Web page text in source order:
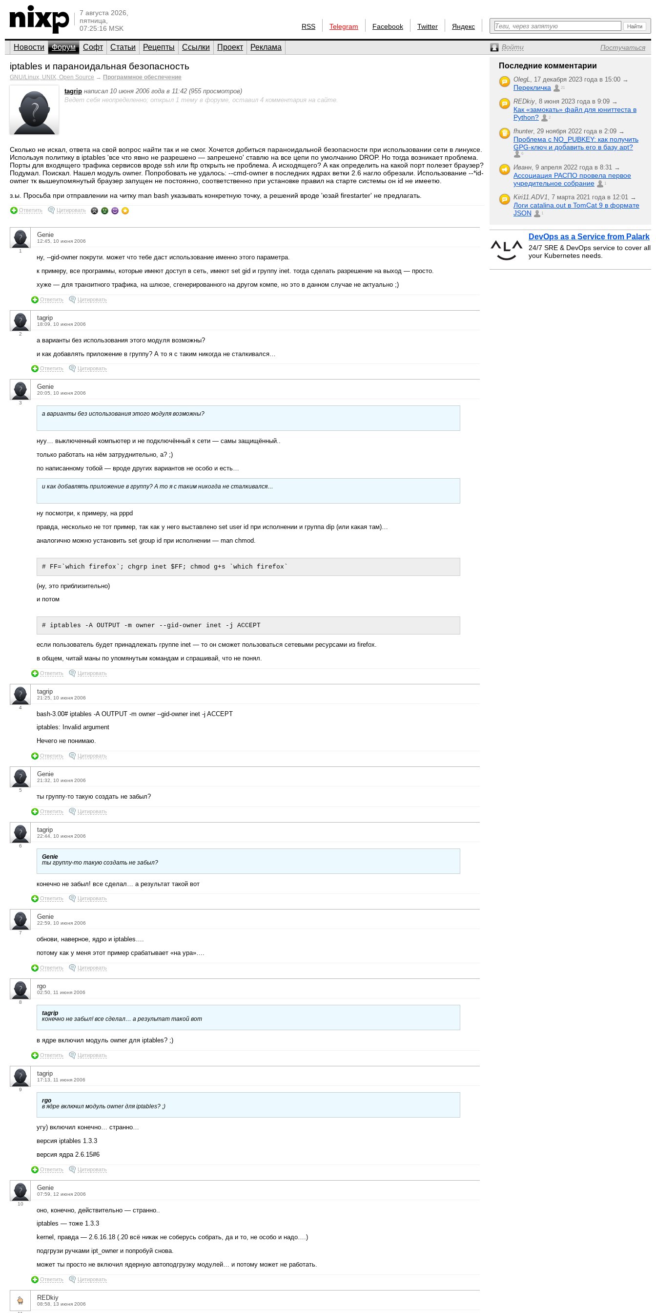
7 августа 2026,
пятница,
07:25:16 MSK
RSS Telegram Facebook Twitter Яндекс
Новости Форум Софт Статьи Рецепты Ссылки Проект Реклама Войти Постучаться
iptables и параноидальная безопасность
GNU/Linux, UNIX, Open Source → Программное обеспечение
tagrip написал 10 июня 2006 года в 11:42 (955 просмотров)
Ведет себя неопределенно; открыл 1 тему в форуме, оставил 4 комментария на сайте.
Сколько не искал, ответа на свой вопрос найти так и не смог. Хочется добиться параноидальной безопасности при использовании сети в линуксе.
Используя политику в iptables 'все что явно не разрешено — запрешено' ставлю на все цепи по умолчанию DROP. Но тогда возникает проблема.
Порты для входящего трафика сервисов вроде ssh или ftp открыть не проблема. А исходящего? А как определить на какой порт полезет браузер?
Подумал. Поискал. Нашел модуль owner. Попробовать не удалось: --cmd-owner в последних ядрах ветки 2.6 нагло обрезали. Использование --*id-
owner тк вышеупомянутый браузер запущен не постоянно, соответственно при установке правил на старте системы он id не имеетю.
з.ы. Просьба при отправлении на читку man bash указывать конкретную точку, а решений вроде 'юзай firestarter' не предлагать.
Ответить Цитировать
1
Genie
12:45, 10 июня 2006
ну, --gid-owner покрути. может что тебе даст использование именно этого параметра.
к примеру, все программы, которые имеют доступ в сеть, имеют set gid и группу inet. тогда сделать разрешение на выход — просто.
хуже — для транзитного трафика, на шлюзе, сгенерированного на другом компе, но это в данном случае не актуально ;)
Ответить Цитировать
2
tagrip
18:09, 10 июня 2006
а варианты без использования этого модуля возможны?
и как добавлять приложение в группу? А то я с таким никогда не сталкивался…
Ответить Цитировать
3
Genie
20:05, 10 июня 2006
а варианты без использования этого модуля возможны?
нуу… выключенный компьютер и не подключённый к сети — самы защищённый..
только работать на нём затруднительно, а? ;)
по написанному тобой — вроде других вариантов не особо и есть…
и как добавлять приложение в группу? А то я с таким никогда не сталкивался…
ну посмотри, к примеру, на pppd
правда, несколько не тот пример, так как у него выставлено set user id при исполнении и группа dip (или какая там)…
аналогично можно установить set group id при исполнении — man chmod.
(ну, это приблизительно)
и потом
если пользователь будет принадлежать группе inet — то он сможет пользоваться сетевыми ресурсами из firefox.
в общем, читай маны по упомянутым командам и спрашивай, что не понял.
Ответить Цитировать
4
tagrip
21:25, 10 июня 2006
bash-3.00# iptables -A OUTPUT -m owner --gid-owner inet -j ACCEPT
iptables: Invalid argument
Нечего не понимаю.
Ответить Цитировать
5
Genie
21:32, 10 июня 2006
ты группу-то такую создать не забыл?
Ответить Цитировать
6
tagrip
22:44, 10 июня 2006
Genie
ты группу-то такую создать не забыл?
конечно не забыл! все сделал… а результат такой вот
Ответить Цитировать
7
Genie
22:59, 10 июня 2006
обнови, наверное, ядро и iptables….
потому как у меня этот пример срабатывает «на ура»….
Ответить Цитировать
8
rgo
02:50, 11 июня 2006
tagrip
конечно не забыл! все сделал… а результат такой вот
в ядре включил модуль owner для iptables? ;)
Ответить Цитировать
9
tagrip
17:13, 11 июня 2006
rgo
в ядре включил модуль owner для iptables? ;)
угу) включил конечно… странно…
версия iptables 1.3.3
версия ядра 2.6.15#6
Ответить Цитировать
10
Genie
07:59, 12 июня 2006
оно, конечно, действительно — странно..
iptables — тоже 1.3.3
kernel, правда — 2.6.16.18 (.20 всё никак не соберусь собрать, да и то, не особо и надо….)
подгрузи ручками ipt_owner и попробуй снова.
может ты просто не включил ядерную автоподгрузку модулей… и потому может не работать.
Ответить Цитировать
REDkiy
08:58, 13 июня 2006
Последние комментарии
OlegL, 17 декабря 2023 года в 15:00 →
Перекличка 21
REDkiy, 8 июня 2023 года в 9:09 →
Как «замокать» файл для юниттеста в
Python?
2
fhunter, 29 ноября 2022 года в 2:09 →
Проблема с NO_PUBKEY: как получить
GPG-ключ и добавить его в базу apt?
6
Иванн, 9 апреля 2022 года в 8:31 →
Ассоциация РАСПО провела первое
учредительное собрание
1
Kiri11.ADV1, 7 марта 2021 года в 12:01 →
Логи catalina.out в TomCat 9 в формате
JSON
1
DevOps as a Service from Palark
24/7 SRE & DevOps service to cover all
your Kubernetes needs.